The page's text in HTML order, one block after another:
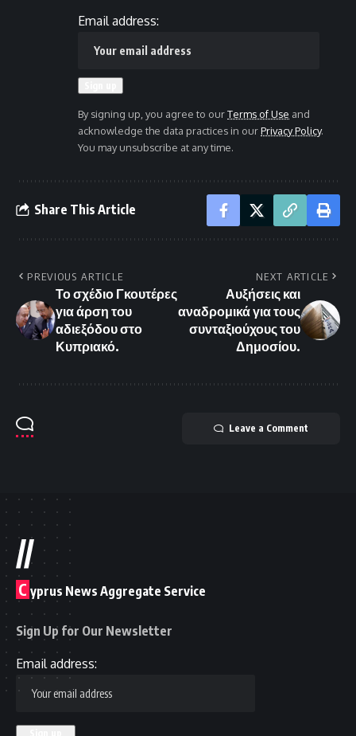
Email address:
By signing up, you agree to ourTerms of Use and
acknowledge the data practices in ourPrivacy Policy.
You may unsubscribe at any time.
Share This Article
PREVIOUS ARTICLE
Το σχέδιο Γκουτέρες
για άρση του
αδιεξόδου στο
Κυπριακό.
NEXT ARTICLE
Αυξήσεις και
αναδρομικά για τους
συνταξιούχους του
Δημοσίου.
Leave a Comment
//
C yprus News Aggregate Service
Sign Up for Our Newsletter
Email address: